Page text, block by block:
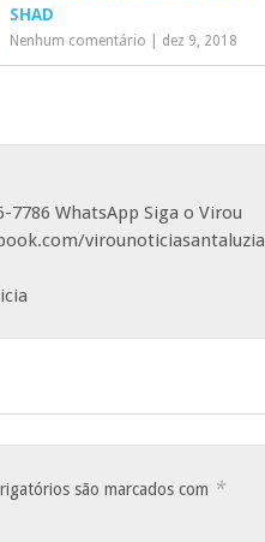
SHAD
Nenhum comentário dez 9, 2018
WhatsApp Siga o Virou
virounoticiasantaluzia
são marcados com *